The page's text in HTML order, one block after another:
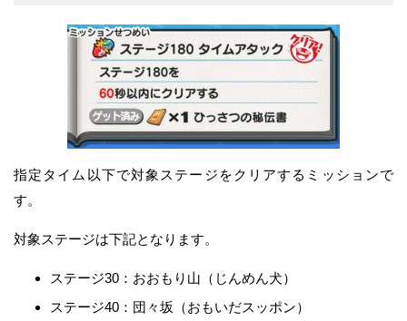
指定タイム以下で対象ステージをクリアするミッションで
す。
対象ステージは下記となります。
ステージ30：おおもり山（じんめん犬）
ステージ40：団々坂（おもいだスッポン）